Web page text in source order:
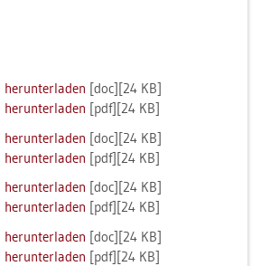
her­un­ter­la­den [doc][24 KB]
her­un­ter­la­den [pdf][24 KB]
her­un­ter­la­den [doc][24 KB]
her­un­ter­la­den [pdf][24 KB]
her­un­ter­la­den [doc][24 KB]
her­un­ter­la­den [pdf][24 KB]
her­un­ter­la­den [doc][24 KB]
her­un­ter­la­den [pdf][24 KB]